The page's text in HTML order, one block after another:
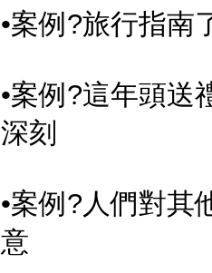
•案例?旅行指南
•案例?這年頭送
深刻
•案例?人們對其
意